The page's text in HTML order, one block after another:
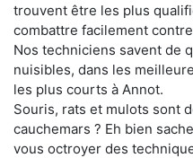
trouvent être les plus
combattre facilement
Nos techniciens savent de
nuisibles, dans les
les plus courts à Annot.
Souris, rats et mulots sont
cauchemars ? Eh bien
vous octroyer des